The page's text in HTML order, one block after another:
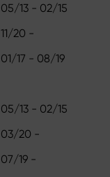
05/13 - 02/15
11/20 -
01/17 - 08/19
05/13 - 02/15
03/20 -
07/19 -